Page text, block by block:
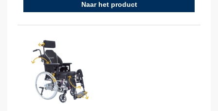
Naar het product